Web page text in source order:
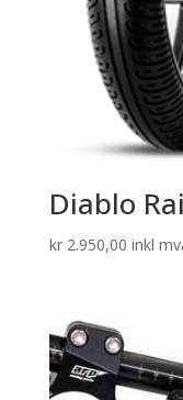
Diablo
kr2.950,00 inkl